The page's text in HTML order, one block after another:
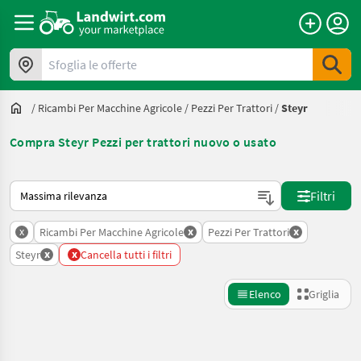
Sfoglia le offerte
/ Ricambi Per Macchine Agricole / Pezzi Per Trattori /Steyr
Compra Steyr Pezzi per trattori nuovo o usato
Ecco come viene ordinato su Landwirt.com
Filtri
x Ricambi Per Macchine Agricole x Pezzi Per Trattori x
Steyr x x Cancella tutti i filtri
Elenco Griglia